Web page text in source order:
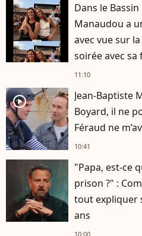
Dans le
Manaudou a
avec vue sur
soirée avec sa
11:10
player2
Jean-Baptiste
Boyard, il ne
Féraud ne
10:41
"Papa, est-ce
prison ?" :
tout expliquer
ans
10:00